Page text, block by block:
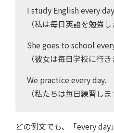
I study English every
（私は毎日英語を勉強し
She goes to school
（彼女は毎日学校に行き
We practice every day.
（私たちは毎日練習しま
どの例文でも、「every day